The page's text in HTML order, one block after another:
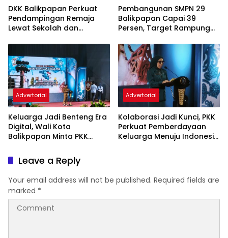
DKK Balikpapan Perkuat
Pendampingan Remaja
Lewat Sekolah dan
Pembangunan SMPN 29
Balikpapan Capai 39
Persen, Target Rampung
Advertorial
Keluarga Jadi Benteng Era
Digital, Wali Kota
Balikpapan Minta PKK
Karakter Generasi Muda
Advertorial
Kolaborasi Jadi Kunci, PKK
Perkuat Pemberdayaan
Keluarga Menuju Indonesia
Leave a Reply
Your email address will not be published. Required fields are
marked *